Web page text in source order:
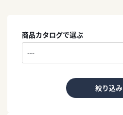
商品カタログで選ぶ
絞り込み